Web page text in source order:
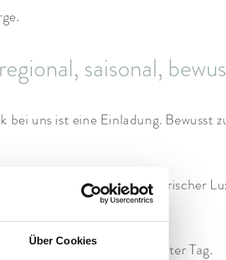
Über Cookies
saisonal,
uns ist eine Einladung. Bewusst
Philosophie. Bayerischer
Händen. So beginnt ein guter Tag.